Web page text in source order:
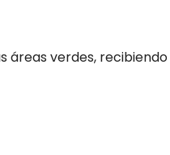
verdes,